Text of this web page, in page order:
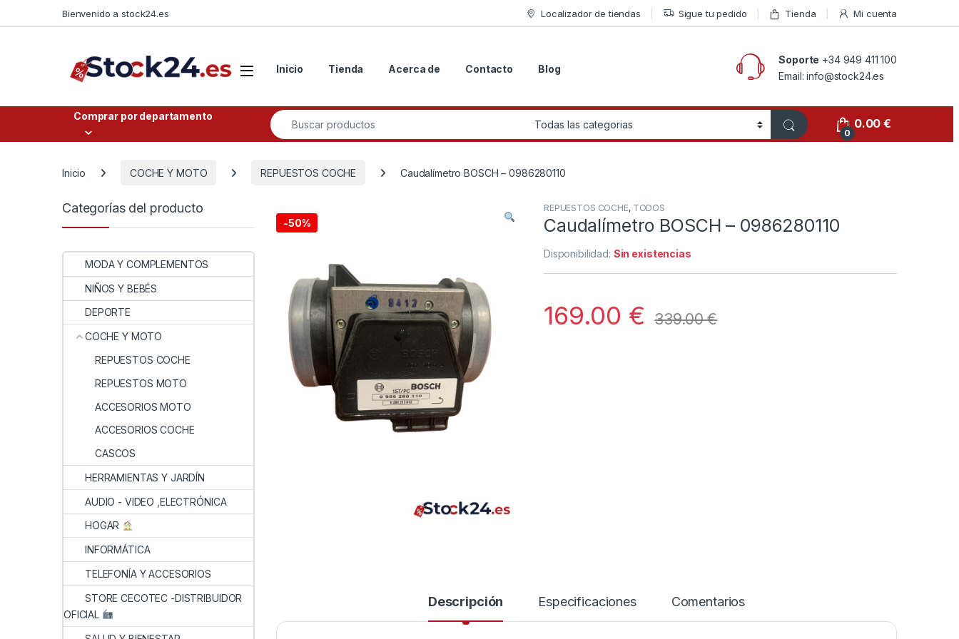
Bienvenido a stock24.es Localizador de tiendas Sigue tu pedido Tienda Mi cuenta
Open Inicio Tienda Acerca de Contacto Blog
Soporte +34 949 411 100
Email: info@stock24.es
Comprar por departamento Buscar por:
0
0.00€
Inicio COCHE Y MOTO REPUESTOS COCHE Caudalímetro BOSCH – 0986280110
-50%
REPUESTOS COCHE, TODOS
Caudalímetro BOSCH – 0986280110
Disponibilidad: Sin existencias
169.00 € 339.00€
Descripción Especificaciones Comentarios
Categorías del producto
MODA Y COMPLEMENTOS
NIÑOS Y BEBÉS
DEPORTE
COCHE Y MOTO
REPUESTOS COCHE
REPUESTOS MOTO
ACCESORIOS MOTO
ACCESORIOS COCHE
CASCOS
HERRAMIENTAS Y JARDÍN
AUDIO - VIDEO ,ELECTRÓNICA
HOGAR
INFORMÁTICA
TELEFONÍA Y ACCESORIOS
STORE CECOTEC -DISTRIBUIDOR
OFICIAL